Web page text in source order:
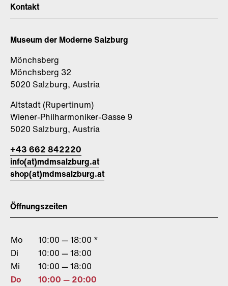
Kontakt
Museum der Moderne Salzburg
Mönchsberg
Mönchsberg 32
5020 Salzburg, Austria
Altstadt (Rupertinum)
Wiener-Philharmoniker-Gasse 9
5020 Salzburg, Austria
+43 662 842220
info(at)mdmsalzburg.at
shop(at)mdmsalzburg.at
Öffnungszeiten
Mo
10:00 — 18:00 *
Di
10:00 — 18:00
Mi
10:00 — 18:00
Do
10:00 — 20:00